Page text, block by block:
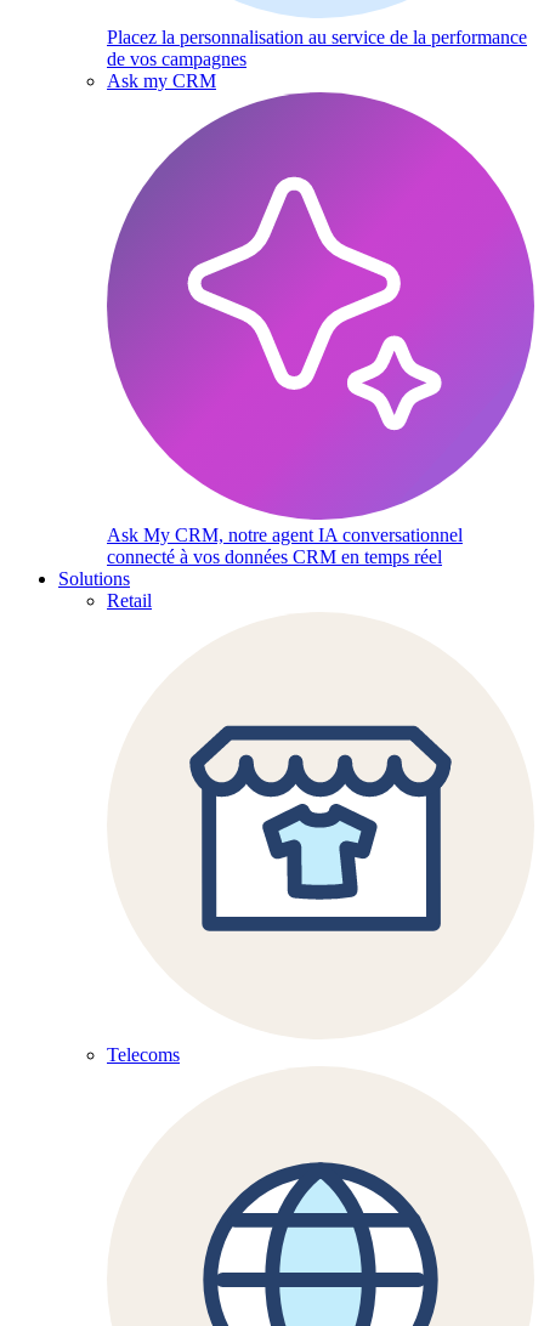
Placez la personnalisation au service de la performance
de vos campagnes
Ask my CRM
Ask My CRM, notre agent IA conversationnel
connecté à vos données CRM en temps réel
Solutions
Retail
Telecoms